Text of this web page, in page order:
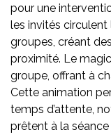
pour une
les invités
groupes, créant
proximité. Le
groupe, offrant à
Cette animation
temps d’attente,
prêtent à la